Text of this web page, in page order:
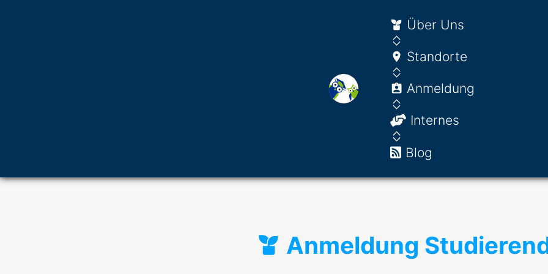
Über Uns
Standorte
Anmeldung
Internes
Blog
Anmeldung